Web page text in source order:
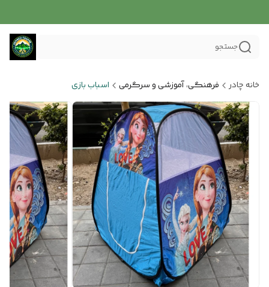
جستجو
خانه چادر فرهنگی، آموزشی و سرگرمی اسباب بازی